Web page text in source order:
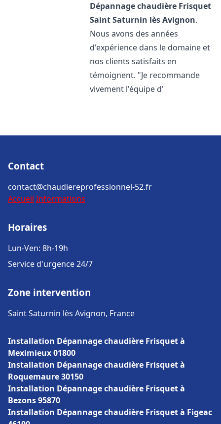
Dépannage chaudière Frisquet
Saint Saturnin lès Avignon.
Nous avons des années
d'expérience dans le domaine et
nos clients satisfaits en
témoignent. "Je recommande
vivement l'équipe d'
Contact
contact@chaudiereprofessionnel-52.fr
Accueil Informations
Horaires
Lun-Ven: 8h-19h
Service d'urgence 24/7
Zone intervention
Saint Saturnin lès Avignon, France
Installation Dépannage chaudière Frisquet à
Meximieux 01800
Installation Dépannage chaudière Frisquet à
Roquemaure 30150
Installation Dépannage chaudière Frisquet à
Bezons 95870
Installation Dépannage chaudière Frisquet à Figeac